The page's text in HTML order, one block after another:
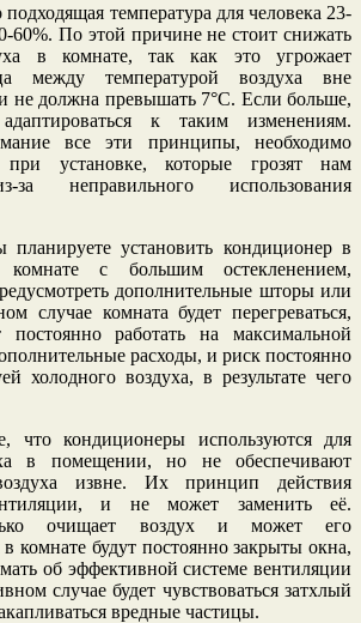
подходящая температура для человека 23-
60%. По этой причине не стоит снижать
в комнате, так как это угрожает
между температурой воздуха вне
не должна превышать 7°C. Если больше,
к таким изменениям.
все эти принципы, необходимо
установке, которые грозят нам
за неправильного использования
установить кондиционер в
с большим остекленением,
дополнительные шторы или
случае комната будет перегреваться,
постоянно работать на максимальной
расходы, и риск постоянно
холодного воздуха, в результате чего
что кондиционеры используются для
в помещении, но не обеспечивают
извне. Их принцип действия
и не может заменить её.
очищает воздух и может его
комнате будут постоянно закрыты окна,
об эффективной системе вентиляции
случае будет чувствоваться затхлый
вредные частицы.